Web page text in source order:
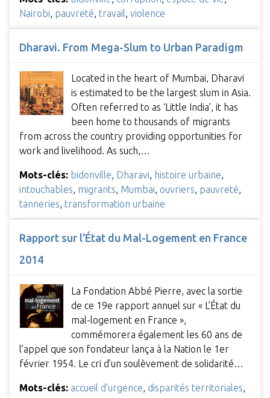
Nairobi, pauvreté, travail, violence
Dharavi. From Mega-Slum to Urban Paradigm
Located in the heart of Mumbai, Dharavi
is estimated to be the largest slum in Asia.
Often referred to as ‘Little India’, it has
been home to thousands of migrants
from across the country providing opportunities for
work and livelihood. As such,…
Mots-clés: bidonville, Dharavi, histoire urbaine,
intouchables, migrants, Mumbai, ouvriers, pauvreté,
tanneries, transformation urbaine
Rapport sur l'État du Mal-Logement en France
2014
La Fondation Abbé Pierre, avec la sortie
de ce 19e rapport annuel sur « L’État du
mal-logement en France »,
commémorera également les 60 ans de
l’appel que son fondateur lança à la Nation le 1er
février 1954. Le cri d’un soulèvement de solidarité…
Mots-clés: accueil d'urgence disparités territoriales